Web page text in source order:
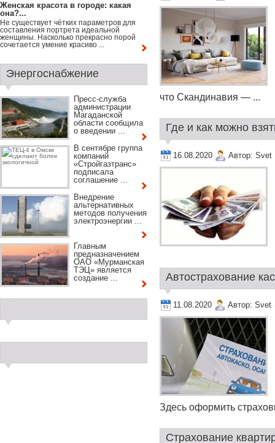
что Скандинавия — ...
Где и как можно
16.08.2020 Автор: Svet
Автострахование
11.08.2020 Автор: Svet
Здесь оформить
Страхование
Женская красота в городе: какая
она?...
Не существует чётких параметров для
составления портрета идеальной
женщины. Насколько прекрасно порой
сочетается умение красиво ...
Энергоснабжение
Пресс-служба
администрации
Магаданской
области сообщила
о введении ...
В сентябре группа
компаний
«Стройгазтранс»
подписала
соглашение ...
Внедрение
альтернативных
методов получения
электроэнергии ...
Главным
предназначением
ОАО «Мурманская
ТЭЦ» является
создание ...